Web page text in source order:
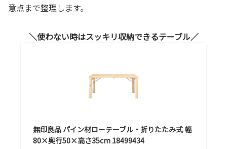
意点まで整理します。
使わない時はスッキリ収納できるテーブル
無印良品 パイン材ローテーブル・折りたたみ式 幅
80×奥行50×高さ35cm 18499434